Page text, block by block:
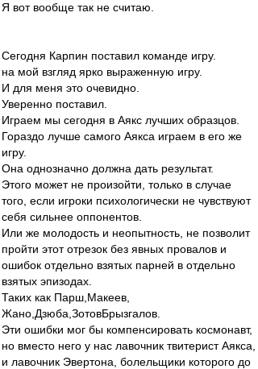
Я вот вообще так не считаю.
Сегодня Карпин поставил команде игру.
на мой взгляд ярко выраженную игру.
И для меня это очевидно.
Уверенно поставил.
Играем мы сегодня в Аякс лучших образцов.
Гораздо лучше самого Аякса играем в его же
игру.
Она однозначно должна дать результат.
Этого может не произойти, только в случае
того, если игроки психологически не чувствуют
себя сильнее оппонентов.
Или же молодость и неопытность, не позволит
пройти этот отрезок без явных провалов и
ошибок отдельно взятых парней в отдельно
взятых эпизодах.
Таких как Парш,Макеев,
Жано,Дзюба,ЗотовБрызгалов.
Эти ошибки мог бы компенсировать космонавт,
но вместо него у нас лавочник твитерист Аякса,
и лавочник Эвертона, болельщики которого до